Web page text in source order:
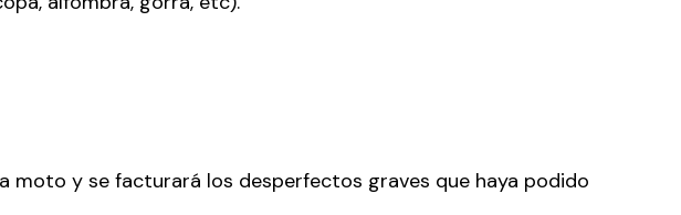
moto y se facturará los desperfectos graves que haya podido